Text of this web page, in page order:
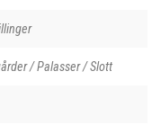
/ Palasser / Slott